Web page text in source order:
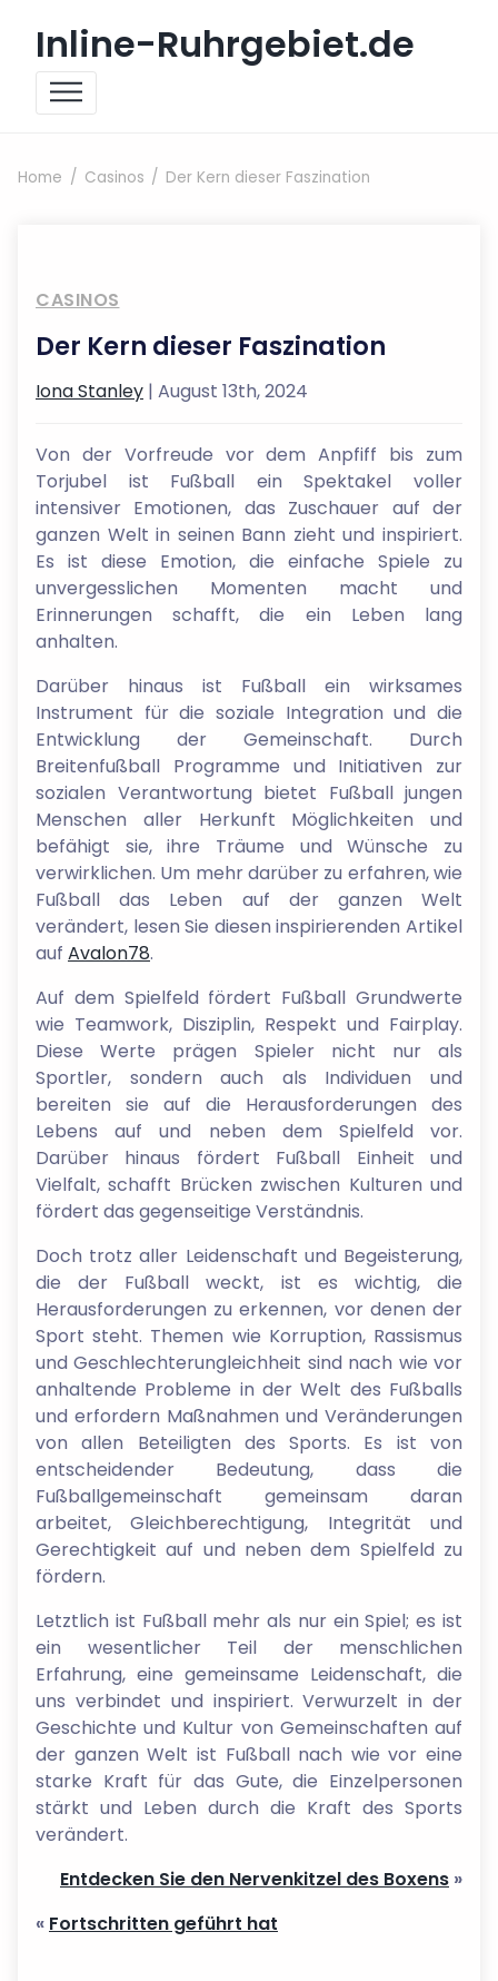
Inline-Ruhrgebiet.de
Home Casinos Der Kern dieser Faszination
CASINOS
Der Kern dieser Faszination
Iona Stanley | August 13th, 2024
Von der Vorfreude vor dem Anpfiff bis zum
Torjubel ist Fußball ein Spektakel voller
intensiver Emotionen, das Zuschauer auf der
ganzen Welt in seinen Bann zieht und inspiriert.
Es ist diese Emotion, die einfache Spiele zu
unvergesslichen Momenten macht und
Erinnerungen schafft, die ein Leben lang
anhalten.
Darüber hinaus ist Fußball ein wirksames
Instrument für die soziale Integration und die
Entwicklung der Gemeinschaft. Durch
Breitenfußball Programme und Initiativen zur
sozialen Verantwortung bietet Fußball jungen
Menschen aller Herkunft Möglichkeiten und
befähigt sie, ihre Träume und Wünsche zu
verwirklichen. Um mehr darüber zu erfahren, wie
Fußball das Leben auf der ganzen Welt
verändert, lesen Sie diesen inspirierenden Artikel
auf Avalon78.
Auf dem Spielfeld fördert Fußball Grundwerte
wie Teamwork, Disziplin, Respekt und Fairplay.
Diese Werte prägen Spieler nicht nur als
Sportler, sondern auch als Individuen und
bereiten sie auf die Herausforderungen des
Lebens auf und neben dem Spielfeld vor.
Darüber hinaus fördert Fußball Einheit und
Vielfalt, schafft Brücken zwischen Kulturen und
fördert das gegenseitige Verständnis.
Doch trotz aller Leidenschaft und Begeisterung,
die der Fußball weckt, ist es wichtig, die
Herausforderungen zu erkennen, vor denen der
Sport steht. Themen wie Korruption, Rassismus
und Geschlechterungleichheit sind nach wie vor
anhaltende Probleme in der Welt des Fußballs
und erfordern Maßnahmen und Veränderungen
von allen Beteiligten des Sports. Es ist von
entscheidender Bedeutung, dass die
Fußballgemeinschaft gemeinsam daran
arbeitet, Gleichberechtigung, Integrität und
Gerechtigkeit auf und neben dem Spielfeld zu
fördern.
Letztlich ist Fußball mehr als nur ein Spiel; es ist
ein wesentlicher Teil der menschlichen
Erfahrung, eine gemeinsame Leidenschaft, die
uns verbindet und inspiriert. Verwurzelt in der
Geschichte und Kultur von Gemeinschaften auf
der ganzen Welt ist Fußball nach wie vor eine
starke Kraft für das Gute, die Einzelpersonen
stärkt und Leben durch die Kraft des Sports
verändert.
Entdecken Sie den Nervenkitzel des Boxens »
« Fortschritten geführt hat